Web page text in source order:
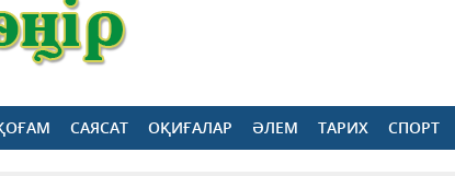
САЯСАТ ОҚИҒАЛАР ӘЛЕМ ТАРИХ СПОРТ